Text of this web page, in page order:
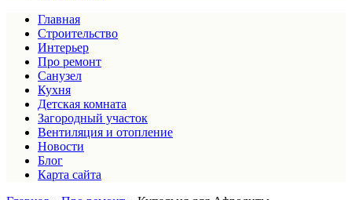
Главная
Строительство
Интерьер
Про ремонт
Санузел
Кухня
Детская комната
Загородный участок
Вентиляция и отопление
Новости
Блог
Карта сайта